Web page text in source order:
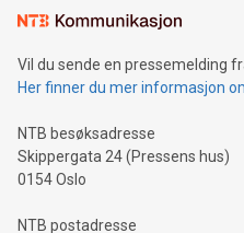
Vil du sende en pressemelding
Her finner du mer informasjon
NTB besøksadresse
Skippergata 24 (Pressens hus)
0154 Oslo
NTB postadresse